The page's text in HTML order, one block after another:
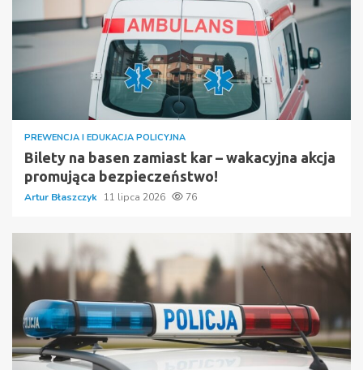
PREWENCJA I EDUKACJA POLICYJNA
Bilety na basen zamiast kar – wakacyjna akcja
promująca bezpieczeństwo!
Artur Błaszczyk 11 lipca 2026 76